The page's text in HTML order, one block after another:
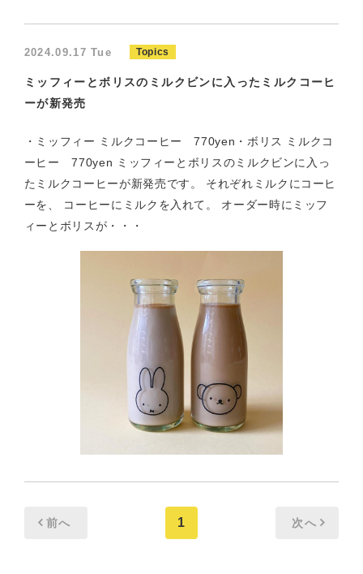
2024.09.17 Tue Topics
ミッフィーとボリスのミルクビンに入ったミルクコーヒ
ーが新発売
・ミッフィー ミルクコーヒー 770yen・ボリス ミルクコ
ーヒー 770yen ミッフィーとボリスのミルクビンに入っ
たミルクコーヒーが新発売です。 それぞれミルクにコーヒ
ーを、 コーヒーにミルクを入れて。 オーダー時にミッフ
ィーとボリスが・・・
前へ 1 次へ